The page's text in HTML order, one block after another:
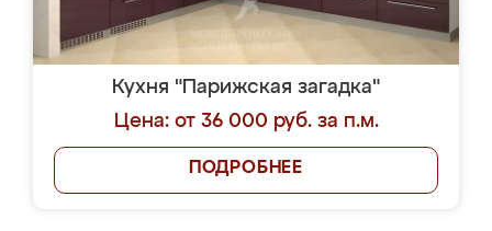
Кухня "Парижская загадка"
Цена: от 36 000 руб. за п.м.
ПОДРОБНЕЕ